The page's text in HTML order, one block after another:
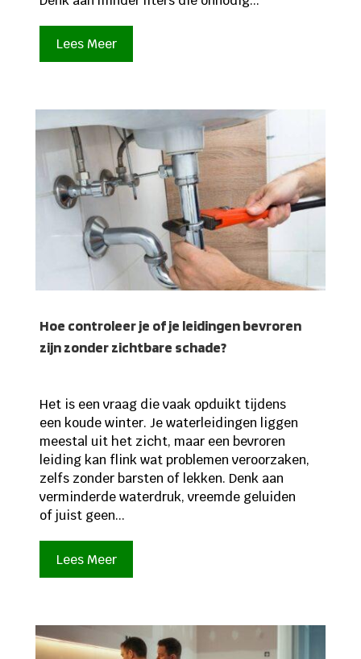
Lees Meer
Hoe controleer je of je leidingen bevroren
zijn zonder zichtbare schade?
Het is een vraag die vaak opduikt tijdens
een koude winter. Je waterleidingen liggen
meestal uit het zicht, maar een bevroren
leiding kan flink wat problemen veroorzaken,
zelfs zonder barsten of lekken. Denk aan
verminderde waterdruk, vreemde geluiden
of juist geen...
Lees Meer